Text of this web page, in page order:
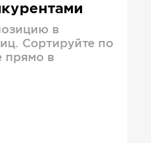
в
Сортируйте по
прямо в